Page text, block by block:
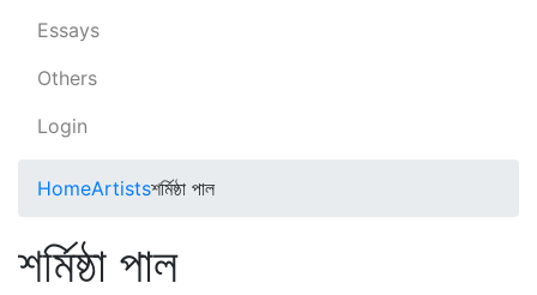
Essays
Others
Login
HomeArtistsশর্মিষ্ঠা পাল
শর্মিষ্ঠা পাল